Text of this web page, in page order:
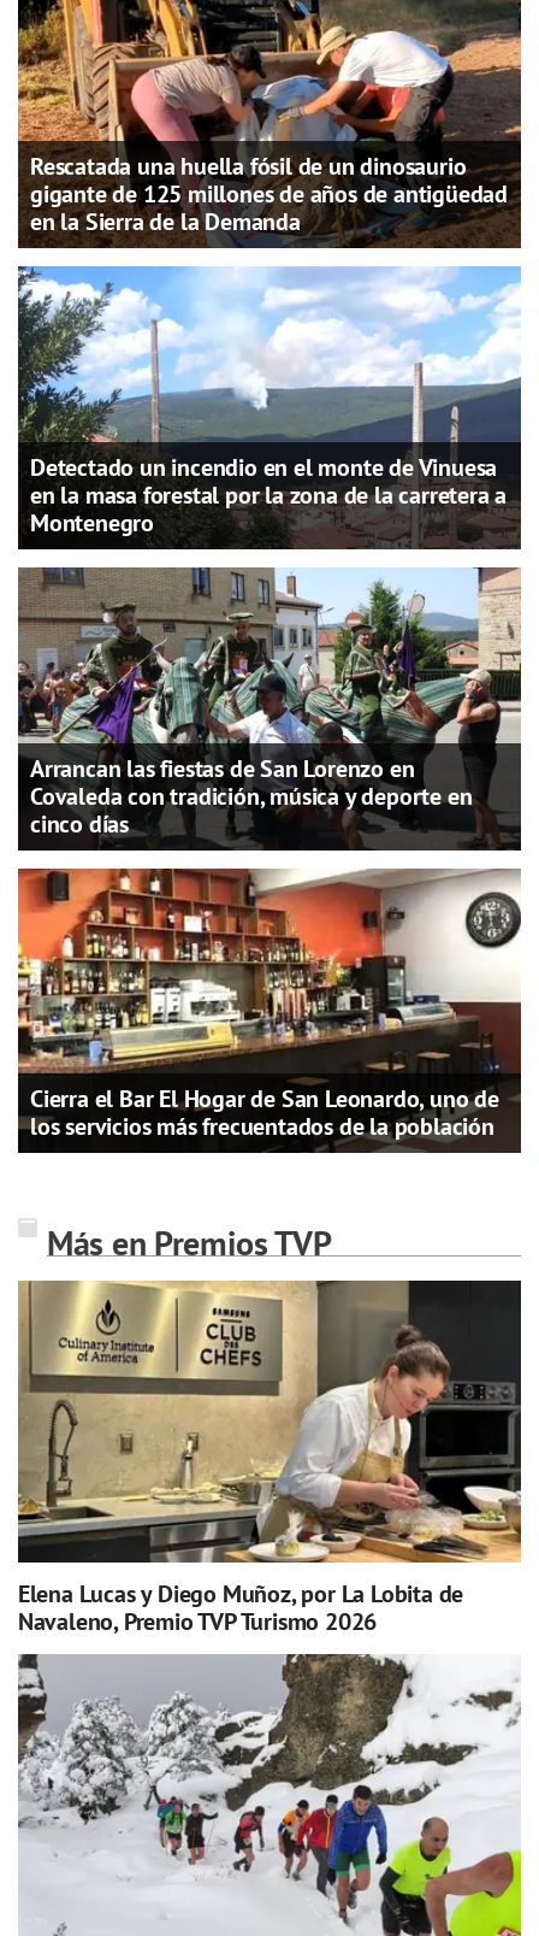
Rescatada una huella fósil de un dinosaurio
gigante de 125 millones de años de antigüedad
en la Sierra de la Demanda
Detectado un incendio en el monte de Vinuesa
en la masa forestal por la zona de la carretera a
Montenegro
Arrancan las fiestas de San Lorenzo en
Covaleda con tradición, música y deporte en
cinco días
Cierra el Bar El Hogar de San Leonardo, uno de
los servicios más frecuentados de la población
Más en Premios TVP
Elena Lucas y Diego Muñoz, por La Lobita de
Navaleno, Premio TVP Turismo 2026